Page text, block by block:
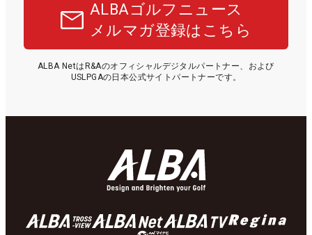
ALBAゴルフニュース
メルマガ登録はこちら
ALBA NetはR&Aのオフィシャルデジタルパートナー、および
USLPGAの日本公式サイトパートナーです。